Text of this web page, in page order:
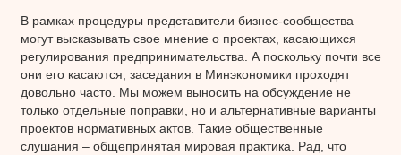
В рамках процедуры представители бизнес-сообщества
могут высказывать свое мнение о проектах, касающихся
регулирования предпринимательства. А поскольку почти все
они его касаются, заседания в Минэкономики проходят
довольно часто. Мы можем выносить на обсуждение не
только отдельные поправки, но и альтернативные варианты
проектов нормативных актов. Такие общественные
слушания – общепринятая мировая практика. Рад, что